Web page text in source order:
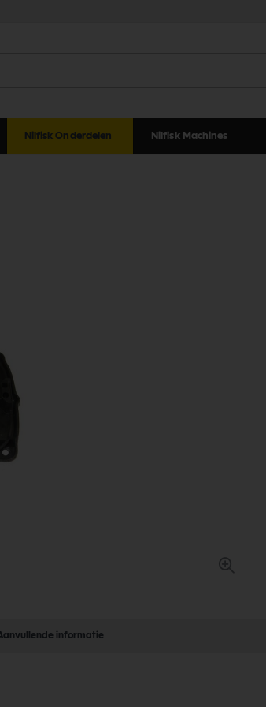
Nilfisk Onderdelen Nilfisk Machines
informatie